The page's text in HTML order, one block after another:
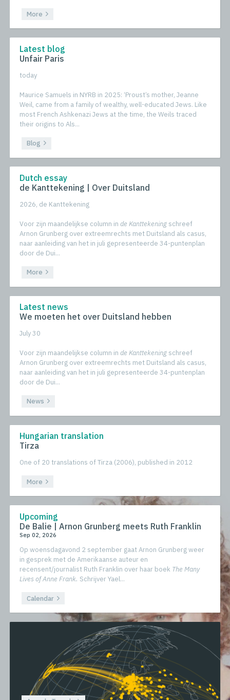
More
Latest blog
Unfair Paris
today
Maurice Samuels in NYRB in 2025: ‘Proust’s mother, Jeanne
Weil, came from a family of wealthy, well-educated Jews. Like
most French Ashkenazi Jews at the time, the Weils traced
their origins to Als...
Blog
Dutch essay
de Kanttekening | Over Duitsland
2026, de Kanttekening
Voor zijn maandelijkse column inde Kanttekening schreef
Arnon Grunberg over extreemrechts met Duitsland als casus,
naar aanleiding van het in juli gepresenteerde 34-puntenplan
door de Dui...
More
Latest news
We moeten het over Duitsland hebben
July 30
Voor zijn maandelijkse column inde Kanttekening schreef
Arnon Grunberg over extreemrechts met Duitsland als casus,
naar aanleiding van het in juli gepresenteerde 34-puntenplan
door de Dui...
News
Hungarian translation
Tirza
One of 20 translations of Tirza (2006), published in 2012
More
Upcoming
De Balie | Arnon Grunberg meets Ruth Franklin
Sep 02, 2026
Op woensdagavond 2 september gaat Arnon Grunberg weer
in gesprek met de Amerikaanse auteur en
recensent/journalist Ruth Franklin over haar boek The Many
Lives of Anne Frank. Schrijver Yael...
Calendar